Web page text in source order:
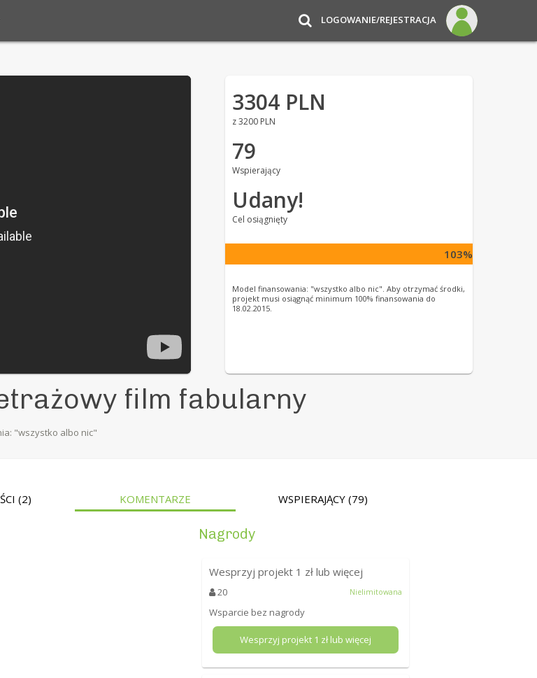
LOGOWANIE/REJESTRACJA
3304 PLN
z 3200 PLN
79
Wspierający
Udany!
Cel osiągnięty
103%
Model finansowania: "wszystko albo nic". Aby otrzymać środki,
projekt musi osiągnąć minimum 100% finansowania do
18.02.2015.
film fabularny
"wszystko albo nic"
(2) KOMENTARZE WSPIERAJĄCY(79)
Nagrody
Wesprzyj projekt 1 zł lub więcej
20 Nielimitowana
Wsparcie bez nagrody
Wesprzyj projekt 1 zł lub więcej